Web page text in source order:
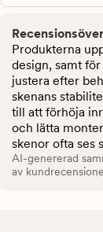
Produkterna
design, samt
justera efter
skenans
till att förhöja
och lätta
skenor ofta ses
AI-genererad
av